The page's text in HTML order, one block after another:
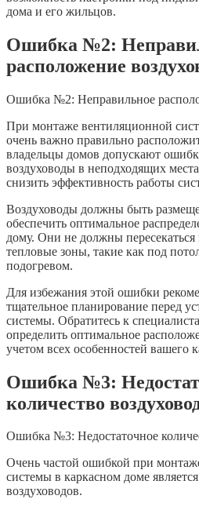
дома и его жильцов.
Ошибка №2:
расположение
Ошибка №2: Неправильное
При монтаже вентиляционной
очень важно правильно
владельцы домов допускают
воздуховоды в неподходящих
снизить эффективность работы
Воздуховоды должны быть
обеспечить оптимальное
дому. Они не должны пересекаться
тепловые зоны, такие как под
подогревом.
Для избежания этой ошибки
тщательное планирование перед
системы. Обратитесь к
определить оптимальное
учетом всех особенностей вашего
Ошибка №3:
количество
Ошибка №3: Недостаточное
Очень частой ошибкой при
системы в каркасном доме
воздуховодов.